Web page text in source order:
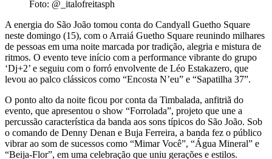
Foto: @_italofreitasph
A energia do São João tomou conta do Candyall Guetho Square
neste domingo (15), com o Arraiá Guetho Square reunindo milhares
de pessoas em uma noite marcada por tradição, alegria e mistura de
ritmos. O evento teve início com a performance vibrante do grupo
‘Dj+2’ e seguiu com o forró envolvente de Léo Estakazero, que
levou ao palco clássicos como “Encosta N’eu” e “Sapatilha 37”.
O ponto alto da noite ficou por conta da Timbalada, anfitriã do
evento, que apresentou o show “Forrolada”, projeto que une a
percussão característica da banda aos sons típicos do São João. Sob
o comando de Denny Denan e Buja Ferreira, a banda fez o público
vibrar ao som de sucessos como “Mimar Você”, “Água Mineral” e
“Beija-Flor”, em uma celebração que uniu gerações e estilos.